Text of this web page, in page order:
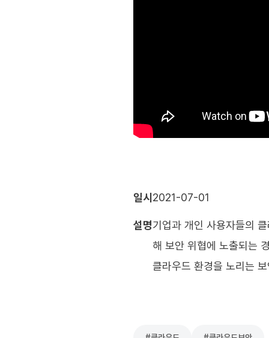
일시
설명
2021-07-01
기업과 개인 사용자들의
해 보안 위협에 노출되는
클라우드 환경을 노리는